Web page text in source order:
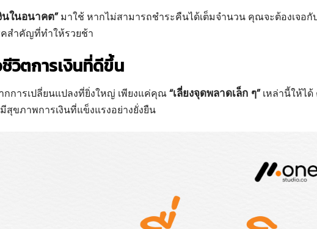
นในอนาคต”มาใช้ หากไม่สามารถชำระคืนได้เต็มจำนวน คุณจะต้องเจอกั
คสำคัญที่ทำให้รวยช้า
วิตการเงินที่ดีขึ้น
กการเปลี่ยนแปลงที่ยิ่งใหญ่ เพียงแค่คุณ“เลี่ยงจุดพลาดเล็ก ๆ”เหล่านี้ให้ไ
ขภาพการเงินที่แข็งแรงอย่างยั่งยืน